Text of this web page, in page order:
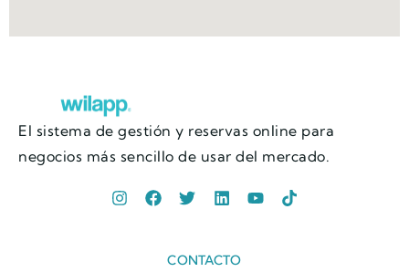
El sistema de gestión y reservas online para
negocios más sencillo de usar del mercado.
CONTACTO